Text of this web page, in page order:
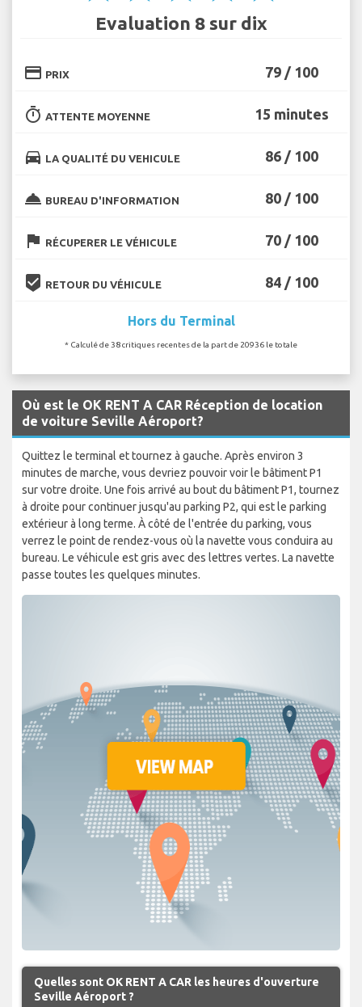
Evaluation 8 sur dix
credit_card PRIX 79 / 100
timer ATTENTE MOYENNE 15 minutes
directions_car LA QUALITÉ DU VEHICULE 86 / 100
room_service BUREAU D'INFORMATION 80 / 100
flag RÉCUPERER LE VÉHICULE 70 / 100
beenhere RETOUR DU VÉHICULE 84 / 100
Hors du Terminal
* Calculé de 38 critiques recentes de la part de 20936 le totale
Où est le OK RENT A CAR Réception de location
de voiture Seville Aéroport?
Quittez le terminal et tournez à gauche. Après environ 3
minutes de marche, vous devriez pouvoir voir le bâtiment P1
sur votre droite. Une fois arrivé au bout du bâtiment P1, tournez
à droite pour continuer jusqu'au parking P2, qui est le parking
extérieur à long terme. À côté de l'entrée du parking, vous
verrez le point de rendez-vous où la navette vous conduira au
bureau. Le véhicule est gris avec des lettres vertes. La navette
passe toutes les quelques minutes.
Quelles sont OK RENT A CAR les heures d'ouverture
Seville Aéroport ?